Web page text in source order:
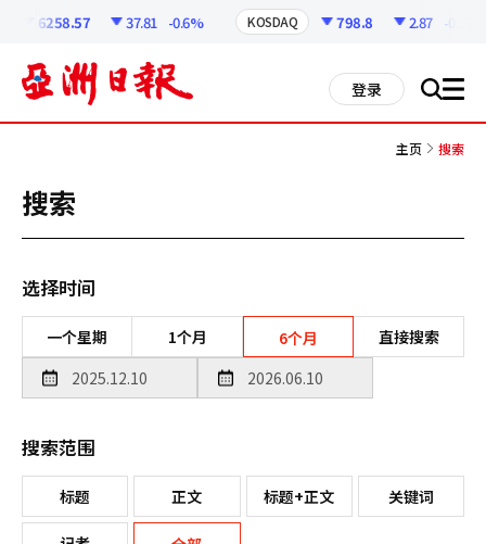
6258.57 37.81 -0.6% KOSDAQ 798.8 2.87 -0.36%
登录 搜 all
主页 搜索
搜索
选择时间
一个星期 1个月 6个月 直接搜索
搜索范围
标题 正文 标题+正文 关键词